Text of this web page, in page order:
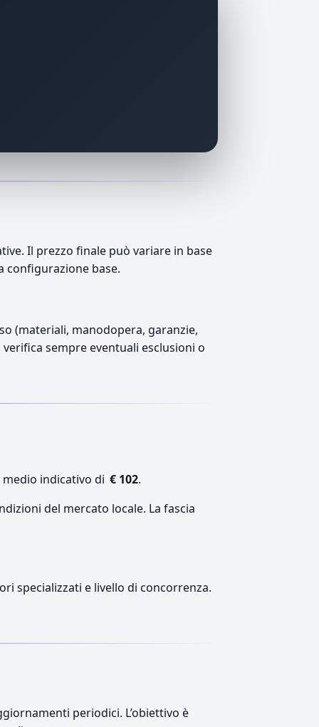
Il prezzo finale può variare in base
configurazione base.
(materiali, manodopera, garanzie,
sempre eventuali esclusioni o
indicativo di € 102.
del mercato locale. La fascia
specializzati e livello di concorrenza.
periodici. L’obiettivo è